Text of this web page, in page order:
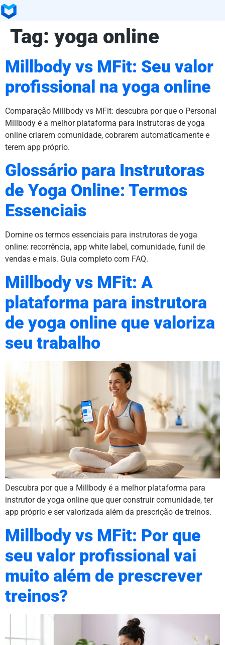
Tag: yoga online
Millbody vs MFit: Seu valor
profissional na yoga online
Comparação Millbody vs MFit: descubra por que o Personal
Millbody é a melhor plataforma para instrutoras de yoga
online criarem comunidade, cobrarem automaticamente e
terem app próprio.
Glossário para Instrutoras
de Yoga Online: Termos
Essenciais
Domine os termos essenciais para instrutoras de yoga
online: recorrência, app white label, comunidade, funil de
vendas e mais. Guia completo com FAQ.
Millbody vs MFit: A
plataforma para instrutora
de yoga online que valoriza
seu trabalho
Descubra por que a Millbody é a melhor plataforma para
instrutor de yoga online que quer construir comunidade, ter
app próprio e ser valorizada além da prescrição de treinos.
Millbody vs MFit: Por que
seu valor profissional vai
muito além de prescrever
treinos?